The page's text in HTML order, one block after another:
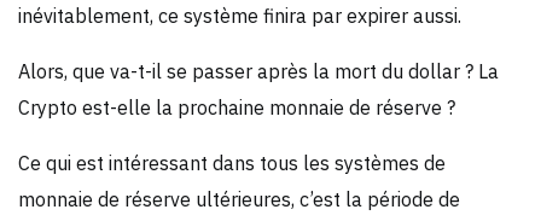
inévitablement, ce système finira par expirer aussi.
Alors, que va-t-il se passer après la mort du dollar ? La
Crypto est-elle la prochaine monnaie de réserve ?
Ce qui est intéressant dans tous les systèmes de
monnaie de réserve ultérieures, c’est la période de